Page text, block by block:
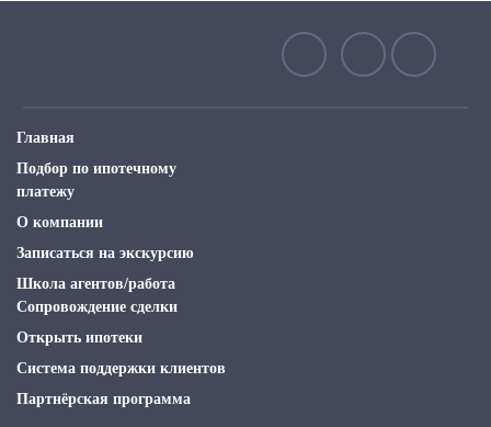
Главная
Подбор по ипотечному
платежу
О компании
Записаться на экскурсию
Школа агентов/работа
Сопровождение сделки
Открыть ипотеки
Система поддержки клиентов
Партнёрская программа